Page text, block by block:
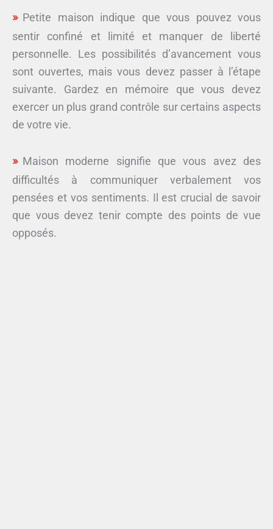
Petite maison indique que vous pouvez vous
sentir confiné et limité et manquer de liberté
personnelle. Les possibilités d’avancement vous
sont ouvertes, mais vous devez passer à l’étape
suivante. Gardez en mémoire que vous devez
exercer un plus grand contrôle sur certains aspects
de votre vie.
Maison moderne signifie que vous avez des
difficultés à communiquer verbalement vos
pensées et vos sentiments. Il est crucial de savoir
que vous devez tenir compte des points de vue
opposés.